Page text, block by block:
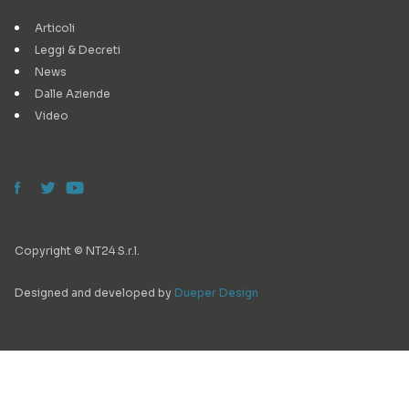
Articoli
Leggi & Decreti
News
Dalle Aziende
Video
Copyright © NT24 S.r.l.
Designed and developed by Dueper Design